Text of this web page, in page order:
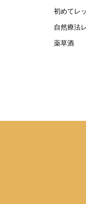
初めてレ
自然療法
薬草酒